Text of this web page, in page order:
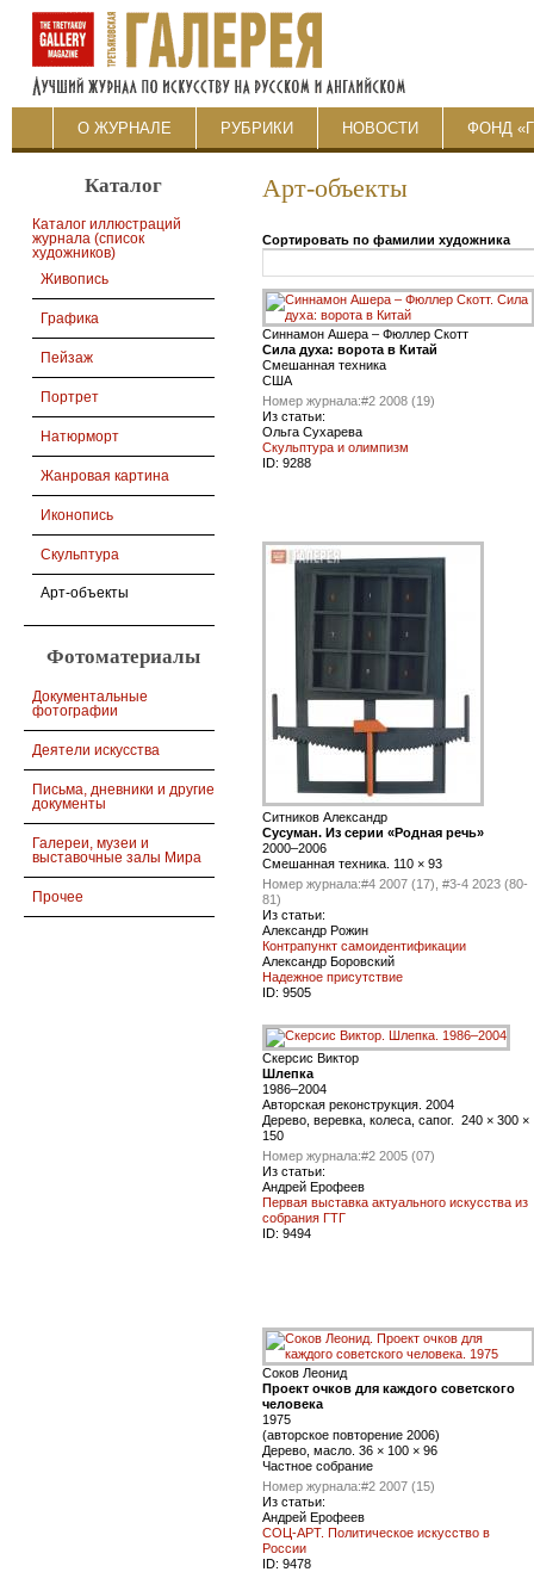
О ЖУРНАЛЕ РУБРИКИ НОВОСТИ ФОНД
Каталог
Каталог иллюстраций
журнала (список
художников)
Живопись
Графика
Пейзаж
Портрет
Натюрморт
Жанровая картина
Иконопись
Скульптура
Арт-объекты
Фотоматериалы
Документальные
фотографии
Деятели искусства
Письма, дневники и другие
документы
Галереи, музеи и
выставочные залы Мира
Прочее
Арт-объекты
Сортировать по фамилии художника
Синнамон Ашера – Фюллер Скотт
Сила духа: ворота в Китай
Смешанная техника
США
Номер журнала:#2 2008 (19)
Из статьи:
Ольга Сухарева
Скульптура и олимпизм
ID: 9288
Ситников Александр
Сусуман. Из серии «Родная речь»
2000–2006
Смешанная техника. 110 × 93
Номер журнала:#4 2007 (17), #3-4 2023 (80-
81)
Из статьи:
Александр Рожин
Контрапункт самоидентификации
Александр Боровский
Надежное присутствие
ID: 9505
Скерсис Виктор
Шлепка
1986–2004
Авторская реконструкция. 2004
Дерево, веревка, колеса, сапог. 240 × 300 ×
150
Номер журнала:#2 2005 (07)
Из статьи:
Андрей Ерофеев
Первая выставка актуального искусства из
собрания ГТГ
ID: 9494
Соков Леонид
Проект очков для каждого советского
человека
1975
(авторское повторение 2006)
Дерево, масло. 36 × 100 × 96
Частное собрание
Номер журнала:#2 2007 (15)
Из статьи:
Андрей Ерофеев
СОЦ-АРТ. Политическое искусство в
России
ID: 9478